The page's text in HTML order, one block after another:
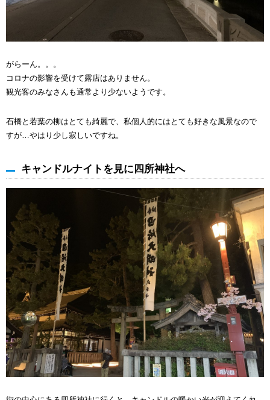
がらーん。。。
コロナの影響を受けて露店はありません。
観光客のみなさんも通常より少ないようです。
石橋と若葉の柳はとても綺麗で、私個人的にはとても好きな風景なので
すが…やはり少し寂しいですね。
キャンドルナイトを見に四所神社へ